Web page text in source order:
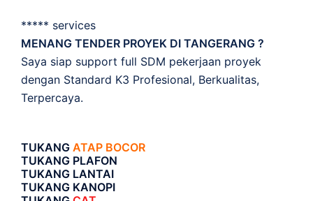
***** services
MENANG TENDER PROYEK DI TANGERANG ?
Saya siap support full SDM pekerjaan proyek
dengan Standard K3 Profesional, Berkualitas,
Terpercaya.
TUKANG ATAP BOCOR
TUKANG PLAFON
TUKANG LANTAI
TUKANG KANOPI